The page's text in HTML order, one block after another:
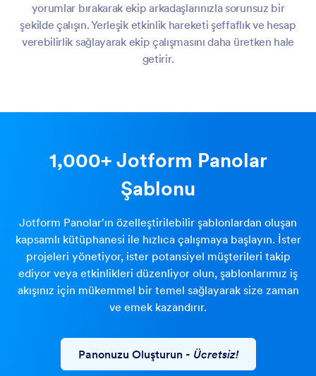
yorumlar bırakarak ekip arkadaşlarınızla sorunsuz bir
şekilde çalışın. Yerleşik etkinlik hareketi şeffaflık ve hesap
verebilirlik sağlayarak ekip çalışmasını daha üretken hale
getirir.
1,000+ Jotform Panolar
Şablonu
Jotform Panolar'ın özelleştirilebilir şablonlardan oluşan
kapsamlı kütüphanesi ile hızlıca çalışmaya başlayın. İster
projeleri yönetiyor, ister potansiyel müşterileri takip
ediyor veya etkinlikleri düzenliyor olun, şablonlarımız iş
akışınız için mükemmel bir temel sağlayarak size zaman
ve emek kazandırır.
Panonuzu Oluşturun - Ücretsiz!